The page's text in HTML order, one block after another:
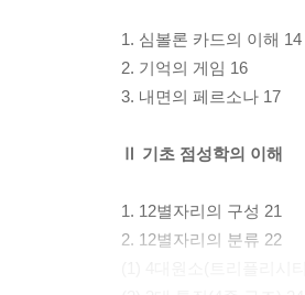
1. 심볼론 카드의 이해 14
2. 기억의 게임 16
3. 내면의 페르소나 17
Ⅱ 기초 점성학의 이해
1. 12별자리의 구성 21
2. 12별자리의 분류 22